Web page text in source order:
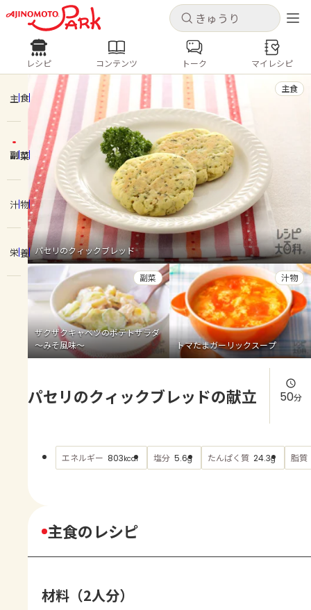
キャンセル
ログインするとレシピを保存できます
ログイン 新規登録
ホーム
コンテンツ
レシピ
トーク
よくあるお問い合わせ
お買い物
AJINOMOTO PARK とは
キャンセル
レシピ コンテンツ
人気の食材・レシピ
きゅうり なす トマト
とうもろこし
ピーマン
みょうが ゴーヤ
レシピ コンテンツ トーク マイレシピ
主食
副菜
汁物
栄養 パセリのクィックブレッド
主食
ザクザクキャベツのポテトサラダ
～みそ風味～
副菜
トマたまガーリックスープ
汁物
パセリのクィックブレッドの献立 50分
エネルギー 803kcal 塩分 5.6g たんぱく質 24.3g 脂質
主食のレシピ
材料（2人分）